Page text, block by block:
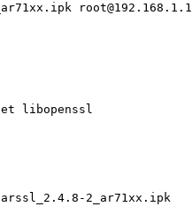
root@192.168.1.1
libopenssl
2_ar71xx.ipk